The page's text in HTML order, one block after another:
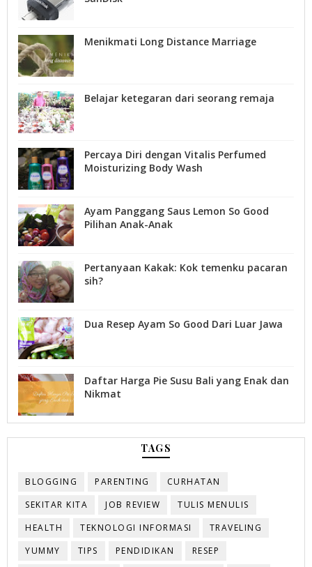
Menikmati Long Distance Marriage
Belajar ketegaran dari seorang remaja
Percaya Diri dengan Vitalis Perfumed
Moisturizing Body Wash
Ayam Panggang Saus Lemon So Good
Pilihan Anak-Anak
Pertanyaan Kakak: Kok temenku pacaran
sih?
Dua Resep Ayam So Good Dari Luar Jawa
Daftar Harga Pie Susu Bali yang Enak dan
Nikmat
TAGS
BLOGGING PARENTING
CURHATAN
SEKITAR KITA
JOB REVIEW
TULIS MENULIS
HEALTH
TEKNOLOGI INFORMASI
TRAVELING
YUMMY
TIPS PENDIDIKAN
RESEP